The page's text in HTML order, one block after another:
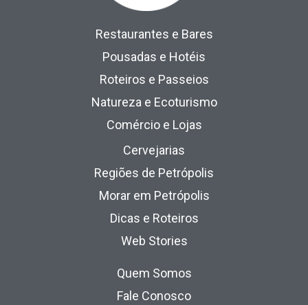
Restaurantes e Bares
Pousadas e Hotéis
Roteiros e Passeios
Natureza e Ecoturismo
Comércio e Lojas
Cervejarias
Regiões de Petrópolis
Morar em Petrópolis
Dicas e Roteiros
Web Stories
Quem Somos
Fale Conosco